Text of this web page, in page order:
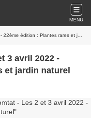
MENU
édition : Plantes rares et jardin naturel
3 avril 2022 -
rares et jardin naturel